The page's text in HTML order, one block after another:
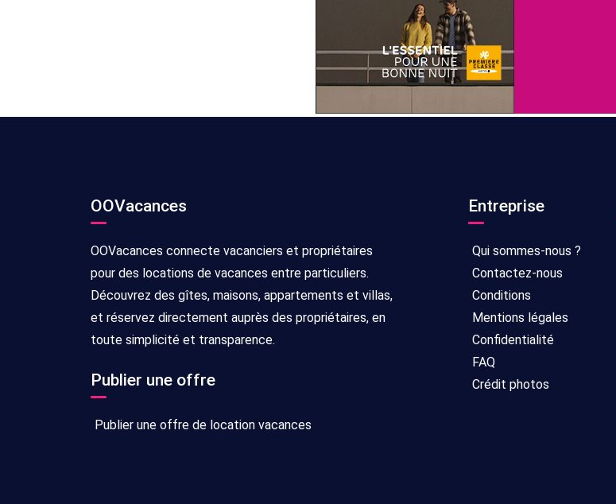
OOVacances
OOVacances connecte vacanciers et propriétaires
pour des locations de vacances entre particuliers.
Découvrez des gîtes, maisons, appartements et villas,
et réservez directement auprès des propriétaires, en
toute simplicité et transparence.
Publier une offre
Publier une offre de location vacances
Entreprise
Qui sommes-nous ?
Contactez-nous
Conditions
Mentions légales
Confidentialité
FAQ
Crédit photos